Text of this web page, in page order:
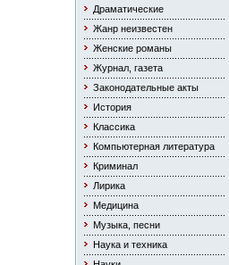
Драматические
Жанр неизвестен
Женские романы
Журнал, газета
Законодательные акты
История
Классика
Компьютерная литература
Криминал
Лирика
Медицина
Музыка, песни
Наука и техника